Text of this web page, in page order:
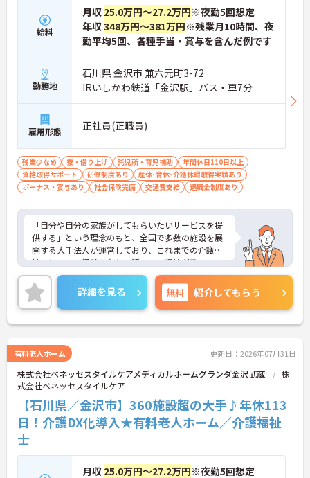
給料
月収 25.0万円～27.2万円※夜勤5回想定
年収348万円～381万円※残業月10時間、夜
勤平均5回、各種手当・賞与を含んだ例です
勤務地
石川県 金沢市 兼六元町3-72
IRいしかわ鉄道「金沢駅」バス・車7分
雇用形態 正社員(正職員)
残業少なめ 寮・借り上げ 託児所・育児補助
年間休日110日以上
資格取得サポート
研修制度あり
産休･育休･介護休暇取得実績あり
ボーナス・賞与あり
社会保険完備 交通費支給 退職金制度あり
「自分や自分の家族がしてもらいたいサービスを提
供する」という理念のもと、全国で多数の施設を展
開する大手法人が運営しており、これまでの介護福
祉士としての経験を存分に活かせる環境が整ってい
ます。最大の魅力は、専門性を正当に評価する独自
の社内資格「マジ神制度」。認知症ケア等の分野で
認定されると最大月4万円の手当が加算され、確実
な収入アップが可能です。また、スマホでの記録入
力や睡眠センサー等のDX化により、夜間業務などの
象となる年間3万円の医療費補助など大手ならでは
の圧倒的な福利厚生のもと、ケアマネジャーへのス
テップアップ等、介護のプロとして長期的なキャリ
アを築けます。
★おすすめPOINT★
【これまでの経験・専門性が正当に評価される環境
ると1資格につき月1万円（最大4万円）の手当が加
算されます。
詳細を見る 無料 紹介してもらう
有料老人ホーム 更新日：2026年07月31日
株式会社ベネッセスタイルケアメディカルホームグランダ金沢武蔵
株
式会社ベネッセスタイルケア
【石川県／金沢市】360施設超の大手♪年休113
日！介護DX化導入★有料老人ホーム／介護福祉
士
月収 25.0万円～27.2万円※夜勤5回想定